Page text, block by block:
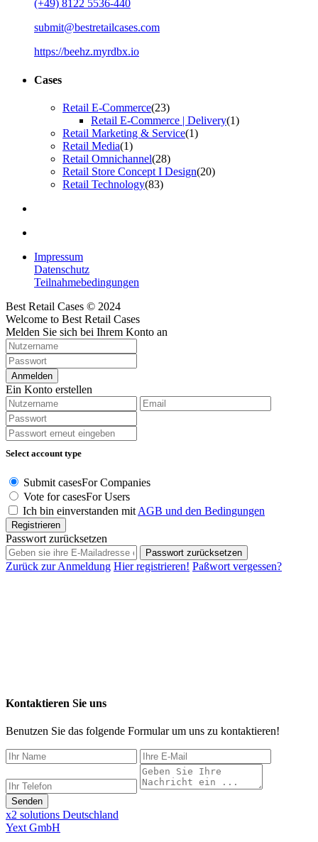
(+49) 8122 5536-440
submit@bestretailcases.com
https://beehz.myrdbx.io
Cases
Retail E-Commerce(23)
Retail E-Commerce | Delivery(1)
Retail Marketing & Service(1)
Retail Media(1)
Retail Omnichannel(28)
Retail Store Concept I Design(20)
Retail Technology(83)
Impressum
Datenschutz
Teilnahmebedingungen
Best Retail Cases © 2024
Welcome to Best Retail Cases
Melden Sie sich bei Ihrem Konto an
Anmelden
Ein Konto erstellen
Select account type
Submit casesFor Companies
Vote for casesFor Users
Ich bin einverstanden mit AGB und den Bedingungen
Registrieren
Passwort zurücksetzen
Passwort zurücksetzen
Zurück zur Anmeldung Hier registrieren! Paßwort vergessen?
Kontaktieren Sie uns
Benutzen Sie das folgende Formular um uns zu kontaktieren!
Senden
x2 solutions Deutschland
Yext GmbH